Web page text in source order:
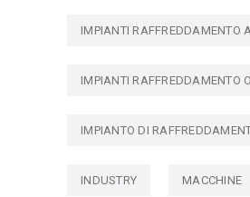
IMPIANTI RAFFREDDAMENTO
IMPIANTI RAFFREDDAMENTO
IMPIANTO DI
INDUSTRY MACCHINE